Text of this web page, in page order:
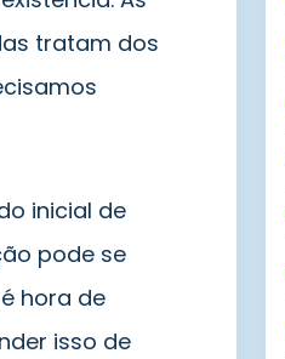
tratam dos
inicial de
pode se
hora de
isso de